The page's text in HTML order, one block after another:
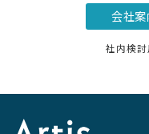
会社
社内検